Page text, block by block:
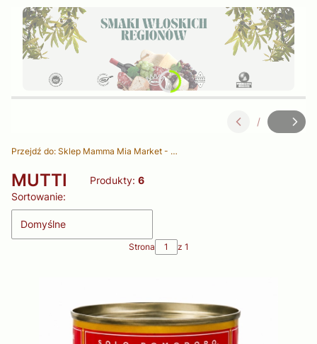
Slajd
/
z
Przejdź do: Sklep Mamma Mia Market - Delikatesy Włoskie
MUTTI Produkty: 6
Lista produktów
Sortowanie:
Domyślne
Strona z 1